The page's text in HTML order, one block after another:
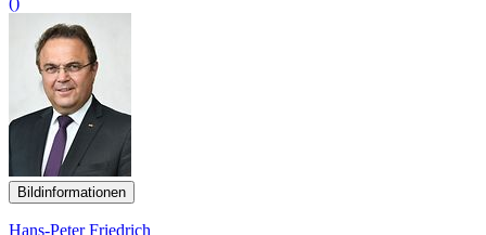
Bildinformationen
Hans-Peter Friedrich